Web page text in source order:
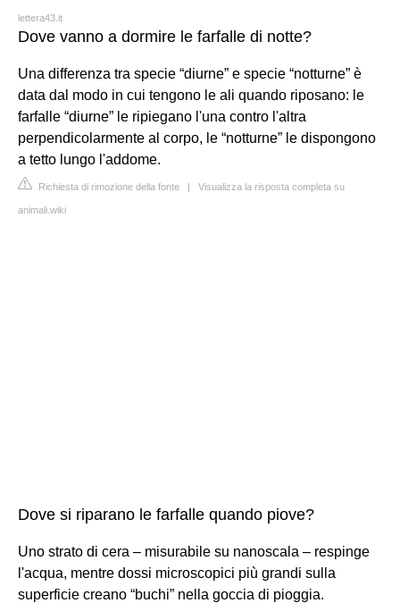
lettera43.it
Dove vanno a dormire le farfalle di notte?
Una differenza tra specie “diurne” e specie “notturne” è
data dal modo in cui tengono le ali quando riposano: le
farfalle “diurne” le ripiegano l'una contro l'altra
perpendicolarmente al corpo, le “notturne” le dispongono
a tetto lungo l'addome.
Richiesta di rimozione della fonte | Visualizza la risposta completa su
animali.wiki
Dove si riparano le farfalle quando piove?
Uno strato di cera – misurabile su nanoscala – respinge
l'acqua, mentre dossi microscopici più grandi sulla
superficie creano “buchi” nella goccia di pioggia.